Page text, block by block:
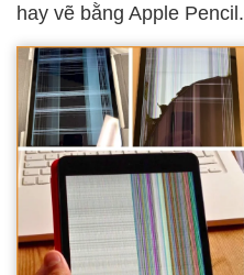
hay vẽ bằng Apple Pencil.